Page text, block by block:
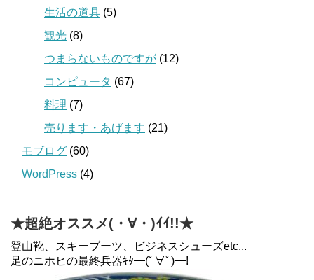
生活の道具 (5)
観光 (8)
つまらないものですが (12)
コンピュータ (67)
料理 (7)
売ります・あげます (21)
モブログ (60)
WordPress (4)
★超絶オススメ(・∀・)ｲｲ!!★
登山靴、スキーブーツ、ビジネスシューズetc...
足のニホヒの最終兵器ｷﾀ━(ﾟ∀ﾟ)━!